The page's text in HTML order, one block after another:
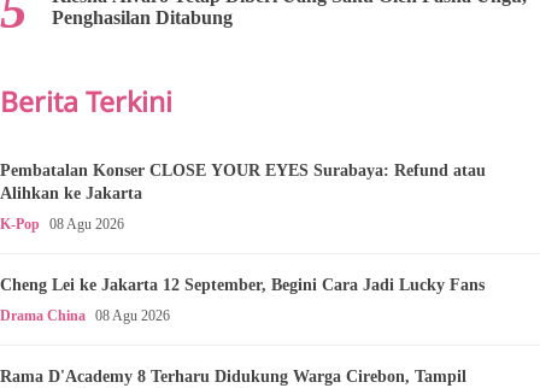
Penghasilan Ditabung
Berita Terkini
Pembatalan Konser CLOSE YOUR EYES Surabaya: Refund atau
Alihkan ke Jakarta
K-Pop 08 Agu 2026
Cheng Lei ke Jakarta 12 September, Begini Cara Jadi Lucky Fans
Drama China 08 Agu 2026
Rama D'Academy 8 Terharu Didukung Warga Cirebon, Tampil